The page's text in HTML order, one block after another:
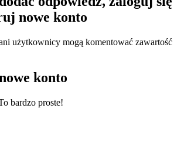
nowe konto
użytkownicy mogą komentować zawartość
konto
bardzo proste!